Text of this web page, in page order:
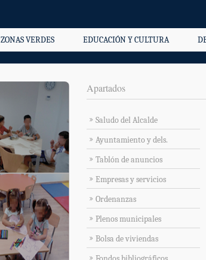
ZONAS VERDES EDUCACIÓN Y CULTURA
Apartados
Saludo del Alcalde
Ayuntamiento y dels.
Tablón de anuncios
Empresas y servicios
Ordenanzas
Plenos municipales
Bolsa de viviendas